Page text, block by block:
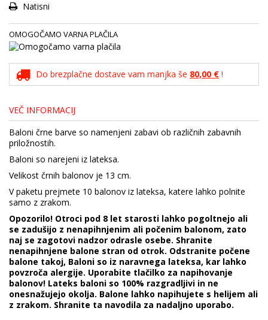
Natisni
OMOGOČAMO VARNA PLAČILA
Do brezplačne dostave vam manjka še 80,00 € !
VEČ INFORMACIJ
Baloni črne barve so namenjeni zabavi ob različnih zabavnih
priložnostih.
Baloni so narejeni iz lateksa.
Velikost črnih balonov je 13 cm.
V paketu prejmete 10 balonov iz lateksa, katere lahko polnite
samo z zrakom.
Opozorilo! Otroci pod 8 let starosti lahko pogoltnejo ali
se zadušijo z nenapihnjenim ali počenim balonom, zato
naj se zagotovi nadzor odrasle osebe. Shranite
nenapihnjene balone stran od otrok. Odstranite počene
balone takoj, Baloni so iz naravnega lateksa, kar lahko
povzroča alergije. Uporabite tlačilko za napihovanje
balonov! Lateks baloni so 100% razgradljivi in ne
onesnažujejo okolja. Balone lahko napihujete s helijem ali
z zrakom. Shranite ta navodila za nadaljno uporabo.